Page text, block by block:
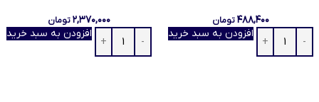
۴۸۸,۴۰۰ تومان
افزودن به سبد خرید
۲,۳۷۰,۰۰۰ تومان
افزودن به سبد خرید